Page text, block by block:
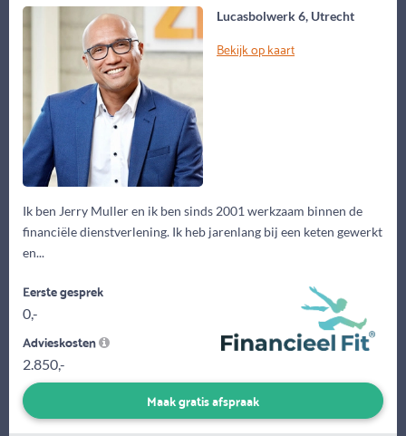
Lucasbolwerk 6, Utrecht
Bekijk op kaart
Ik ben Jerry Muller en ik ben sinds 2001 werkzaam binnen de
financiële dienstverlening. Ik heb jarenlang bij een keten gewerkt
en...
Eerste gesprek
0,-
Advieskosten
2.850,-
Maak gratis afspraak